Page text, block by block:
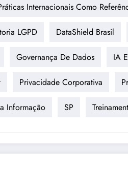
Internacionais Como
LGPD DataShield Brasil
Governança De Dados IA
Privacidade Corporativa
Informação SP